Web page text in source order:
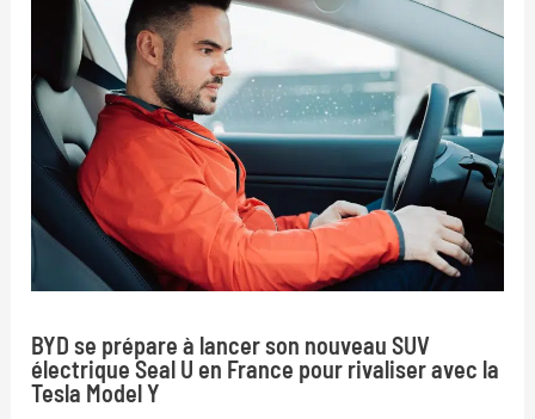
BYD se prépare à lancer son nouveau SUV
électrique Seal U en France pour rivaliser avec la
Tesla Model Y